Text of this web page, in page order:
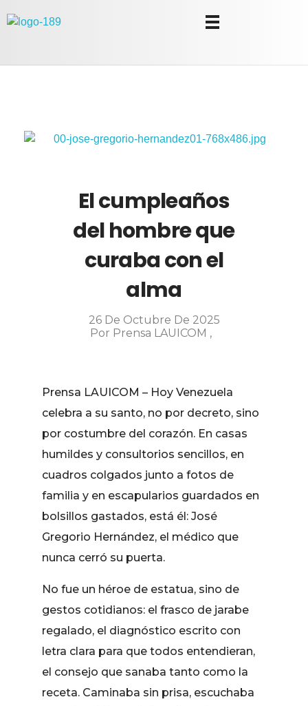
El cumpleaños
del hombre que
curaba con el
alma
26 De Octubre De 2025
Por Prensa LAUICOM
Prensa LAUICOM – Hoy Venezuela
celebra a su santo, no por decreto, sino
por costumbre del corazón. En casas
humildes y consultorios sencillos, en
cuadros colgados junto a fotos de
familia y en escapularios guardados en
bolsillos gastados, está él: José
Gregorio Hernández, el médico que
nunca cerró su puerta.
No fue un héroe de estatua, sino de
gestos cotidianos: el frasco de jarabe
regalado, el diagnóstico escrito con
letra clara para que todos entendieran,
el consejo que sanaba tanto como la
receta. Caminaba sin prisa, escuchaba